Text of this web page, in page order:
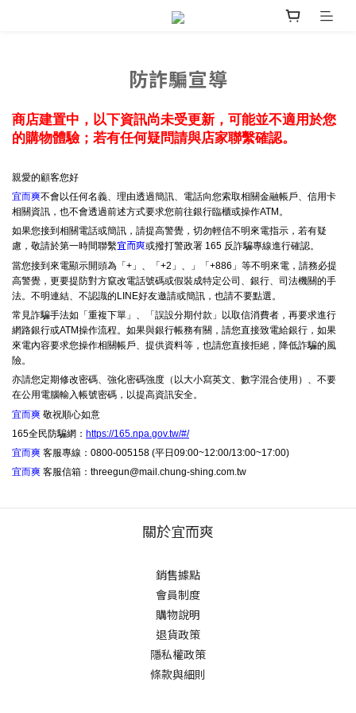
防詐騙宣導
商店建置中，以下資訊尚未受更新，可能並不適用於您
的購物體驗；若有任何疑問請與店家聯繫確認。
親愛的顧客您好
宜而爽不會以任何名義、理由透過簡訊、電話向您索取相關金融帳戶、信用卡
相關資訊，也不會透過前述方式要求您前往銀行臨櫃或操作ATM。
如果您接到相關電話或簡訊，請提高警覺，切勿輕信不明來電指示，若有疑
慮，敬請於第一時間聯繫宜而爽或撥打警政署 165 反詐騙專線進行確認。
當您接到來電顯示開頭為「+」、「+2」、」「+886」等不明來電，請務必提
高警覺，更要提防對方竄改電話號碼或假裝成特定公司、銀行、司法機關的手
法。不明連結、不認識的LINE好友邀請或簡訊，也請不要點選。
常見詐騙手法如「重複下單」、「誤設分期付款」以取信消費者，再要求進行
網路銀行或ATM操作流程。如果與銀行帳務有關，請您直接致電給銀行，如果
來電內容要求您操作相關帳戶、提供資料等，也請您直接拒絕，降低詐騙的風
險。
亦請您定期修改密碼、強化密碼強度（以大小寫英文、數字混合使用）、不要
在公用電腦輸入帳號密碼，以提高資訊安全。
宜而爽 敬祝順心如意
165全民防騙網： https://165.npa.gov.tw/#/
宜而爽 客服專線：0800-005158 (平日09:00~12:00/13:00~17:00)
宜而爽 客服信箱：threegun@mail.chung-shing.com.tw
關於宜而爽
銷售據點
會員制度
購物說明
退貨政策
隱私權政策
條款與細則